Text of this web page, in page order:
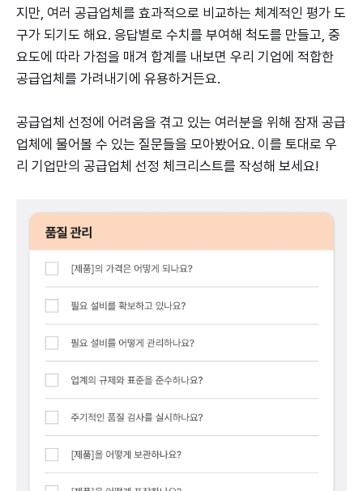
지만, 여러 공급업체를 효과적으로 비교하는 체계적인 평가 도
구가 되기도 해요. 응답별로 수치를 부여해 척도를 만들고, 중
요도에 따라 가점을 매겨 합계를 내보면 우리 기업에 적합한
공급업체를 가려내기에 유용하거든요.
공급업체 선정에 어려움을 겪고 있는 여러분을 위해 잠재 공급
업체에 물어볼 수 있는 질문들을 모아봤어요. 이를 토대로 우
리 기업만의 공급업체 선정 체크리스트를 작성해 보세요!